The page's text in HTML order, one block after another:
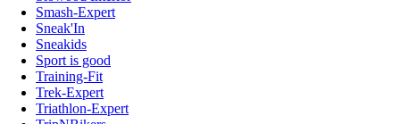
Smash-Expert
Sneak'In
Sneakids
Sport is good
Training-Fit
Trek-Expert
Triathlon-Expert